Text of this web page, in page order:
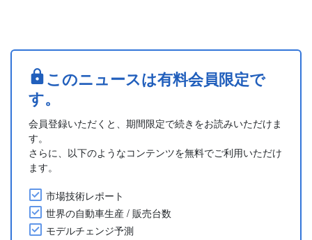
ス「B12」で、最新のCTC (Cell-to-Chassis)技術を採用す
る。
・BYDは2025年7月、アルマトイ市およびアスタナ・モー
ターズ幹部とカザフスタンにおける電気バスの生産およ....
このニュースは有料会員限定で
す。
会員登録いただくと、期間限定で続きをお読みいただけま
す。
さらに、以下のようなコンテンツを無料でご利用いただけ
ます。
市場技術レポート
世界の自動車生産 / 販売台数
モデルチェンジ予測